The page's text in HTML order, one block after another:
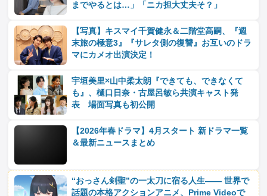
までやるとは…」「ニカ担大丈夫そ？」
【写真】キスマイ千賀健永＆二階堂高嗣、『週
末旅の極意3』『サレタ側の復讐』お互いのドラ
マにカメオ出演決定！
宇垣美里×山中柔太朗『できても、できなくて
も』、樋口日奈・古屋呂敏ら共演キャスト発
表 場面写真も初公開
【2026年春ドラマ】4月スタート 新ドラマ一覧
＆最新ニュースまとめ
“おっさん剣聖”の一太刀に宿る人生―― 世界で
話題の本格アクションアニメ、Prime Videoで